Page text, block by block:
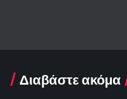
Διαβάστε ακόμα